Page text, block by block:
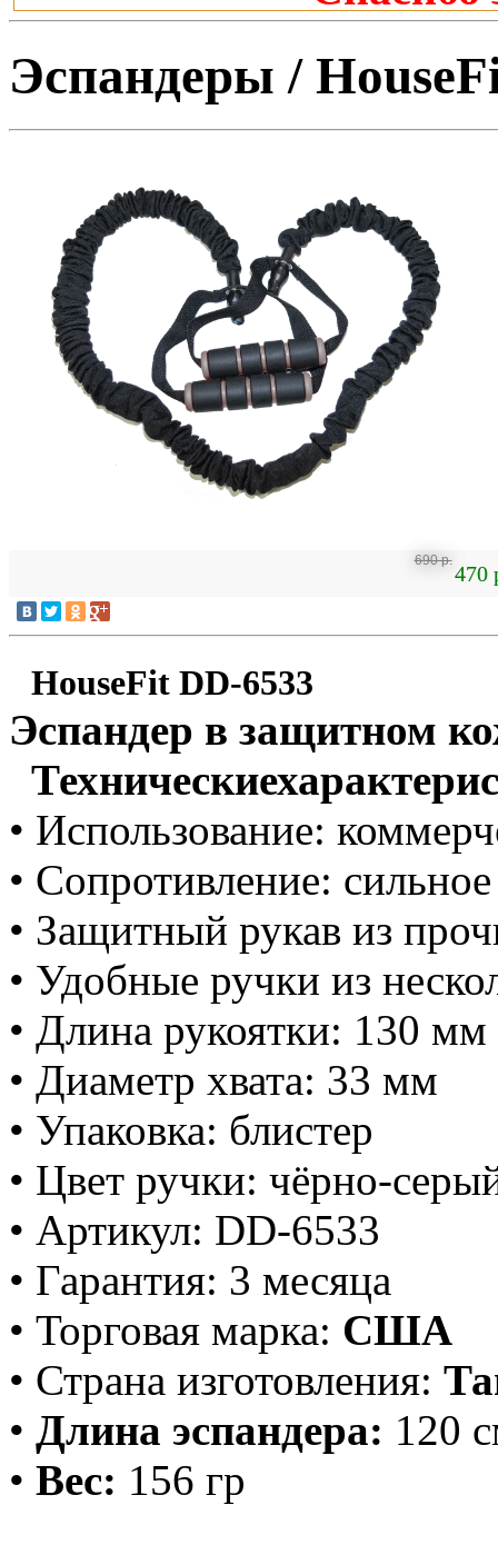
Эспандеры /
690 р.
470
HouseFit DD-6533
Эспандер в защитном
• Использование:
• Сопротивление:
• Защитный рукав из
• Удобные ручки из
• Длина рукоятки: 130 мм
• Диаметр хвата: 33 мм
• Упаковка: блистер
• Цвет ручки: чёрно-
• Артикул: DD-6533
• Гарантия: 3 месяца
• Торговая марка: США
• Страна изготовления:
• Длина эспандера: 120
• Вес: 156 гр